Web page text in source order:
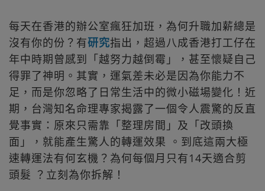
每天在香港的辦公室瘋狂加班，為何升職加薪總是
沒有你的份？有研究指出，超過八成香港打工仔在
年中時期曾感到「越努力越倒霉」，甚至懷疑自己
得罪了神明。其實，運氣差未必是因為你能力不
足，而是你忽略了日常生活中的微小磁場變化！近
期，台灣知名命理專家揭露了一個令人震驚的反直
覺事實：原來只需靠「整理房間」及「改頭換
面」，就能產生驚人的轉運效果 。到底這兩大極
速轉運法有何玄機？為何每個月只有14天適合剪
頭髮 ？立刻為你拆解！